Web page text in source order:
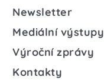
Newsletter
Mediální výstupy
Výroční zprávy
Kontakty